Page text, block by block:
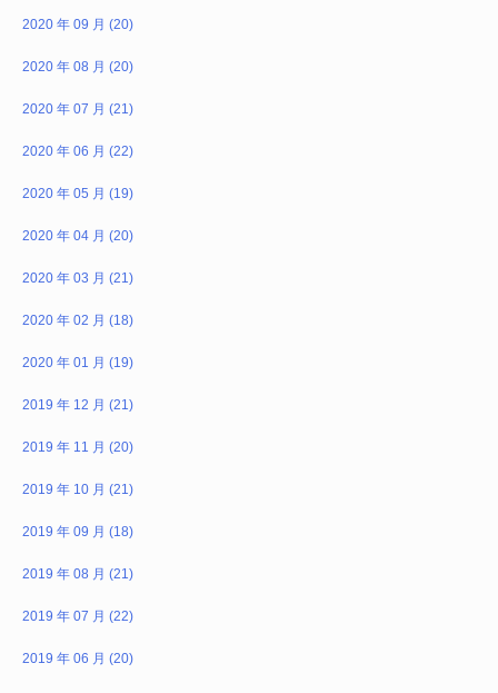
2020 年 09 月 (20)
2020 年 08 月 (20)
2020 年 07 月 (21)
2020 年 06 月 (22)
2020 年 05 月 (19)
2020 年 04 月 (20)
2020 年 03 月 (21)
2020 年 02 月 (18)
2020 年 01 月 (19)
2019 年 12 月 (21)
2019 年 11 月 (20)
2019 年 10 月 (21)
2019 年 09 月 (18)
2019 年 08 月 (21)
2019 年 07 月 (22)
2019 年 06 月 (20)